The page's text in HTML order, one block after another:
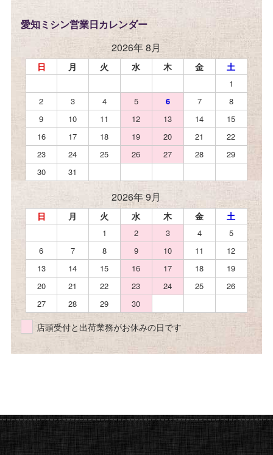
愛知ミシン営業日カレンダー
2026年 8月
日 月 火 水 木 金 土
1
2
3 4 5 6 7
8
9
10 11 12 13 14
15
16
17 18 19 20 21
22
23
24 25 26 27 28
29
30
31
2026年 9月
日 月 火 水 木 金 土
1 2 3 4
5
6
7 8 9 10 11
12
13
14 15 16 17 18
19
20
21 22 23 24 25
26
27
28 29 30
店頭受付と出荷業務がお休みの日です